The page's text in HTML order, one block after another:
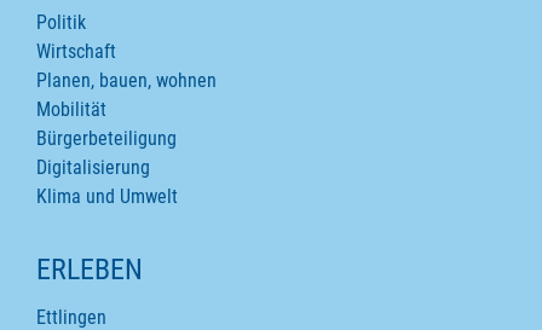
Politik
Wirtschaft
Planen, bauen, wohnen
Mobilität
Bürgerbeteiligung
Digitalisierung
Klima und Umwelt
ERLEBEN
Ettlingen